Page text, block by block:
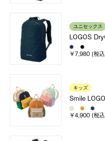
ユニセックス
LOGOS
￥7,980 (税
キッズ
Smile
￥4,900 (税